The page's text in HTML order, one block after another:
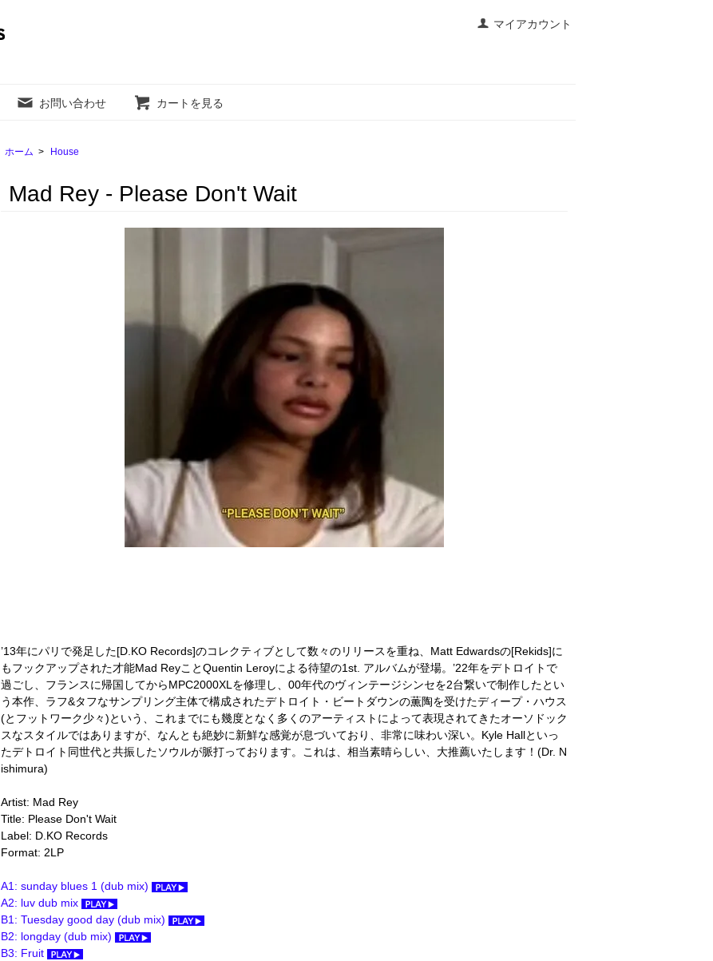
マイアカウント
お問い合わせ カートを見る
ホーム > House
Mad Rey - Please Don't Wait
’13年にパリで発足した[D.KO Records]のコレクティブとして数々のリリースを重ね、Matt Edwardsの[Rekids]に
もフックアップされた才能Mad ReyことQuentin Leroyによる待望の1st. アルバムが登場。’22年をデトロイトで
過ごし、フランスに帰国してからMPC2000XLを修理し、00年代のヴィンテージシンセを2台繋いで制作したとい
う本作、ラフ&タフなサンプリング主体で構成されたデトロイト・ビートダウンの薫陶を受けたディープ・ハウス
(とフットワーク少々)という、これまでにも幾度となく多くのアーティストによって表現されてきたオーソドック
スなスタイルではありますが、なんとも絶妙に新鮮な感覚が息づいており、非常に味わい深い。Kyle Hallといっ
たデトロイト同世代と共振したソウルが脈打っております。これは、相当素晴らしい、大推薦いたします！(Dr. N
ishimura)
Artist: Mad Rey
Title: Please Don't Wait
Label: D.KO Records
Format: 2LP
A1: sunday blues 1 (dub mix)
A2: luv dub mix
B1: Tuesday good day (dub mix)
B2: longday (dub mix)
B3: Fruit